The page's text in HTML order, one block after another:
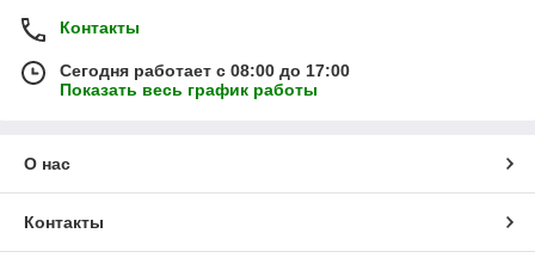
Контакты
Сегодня работает с 08:00 до 17:00
Показать весь график работы
О нас
Контакты